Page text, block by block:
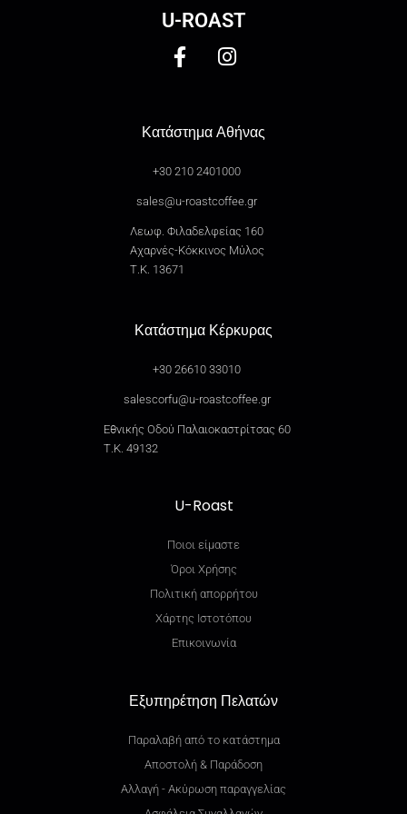
U-ROAST
Κατάστημα Αθήνας
+30 210 2401000
sales@u-roastcoffee.gr
Λεωφ. Φιλαδελφείας 160
Αχαρνές-Κόκκινος Μύλος
Τ.Κ. 13671
Κατάστημα Κέρκυρας
+30 26610 33010
salescorfu@u-roastcoffee.gr
Εθνικής Οδού Παλαιοκαστρίτσας 60
Τ.Κ. 49132
U-Roast
Ποιοι είμαστε
Όροι Χρήσης
Πολιτική απορρήτου
Χάρτης Ιστοτόπου
Επικοινωνία
Εξυπηρέτηση Πελατών
Παραλαβή από το κατάστημα
Αποστολή & Παράδοση
Αλλαγή - Ακύρωση παραγγελίας